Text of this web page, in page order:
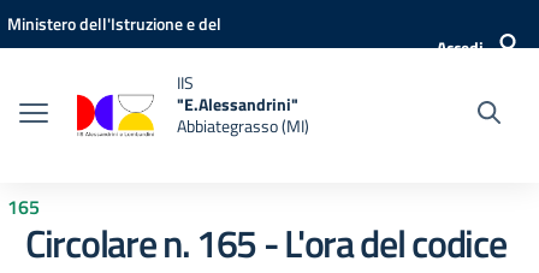
Vai ai contenuti
Vai al menu di navigazione
Vai al footer
Ministero dell'Istruzione e del
Accedi
IIS
"E.Alessandrini"
Abbiategrasso (MI)
165
Circolare n. 165 - L'ora del codice